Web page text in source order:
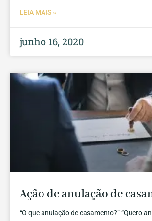
LEIA MAIS »
junho 16, 2020
Ação de anulação de
“O que anulação de casamento?” “Quero